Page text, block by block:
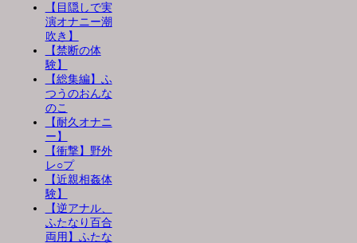
【目隠しで実
演オナニー潮
吹き】
【禁断の体
験】
【総集編】ふ
つうのおんな
のこ
【耐久オナニ
ー】
【衝撃】野外
レ○プ
【近親相姦体
験】
【逆アナル、
ふたなり百合
両用】ふたな